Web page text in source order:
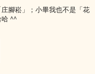
腳崧」；小畢我也不是「花
^^